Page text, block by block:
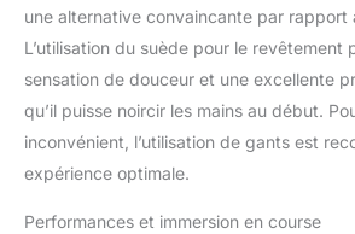
de vitesse,
Wheel Add-
contrôle.
haute
notamment
une alternative convaincante par rapport
L’utilisation du suède pour le revêtement
sensation de douceur et une excellente
qu’il puisse noircir les mains au début.
inconvénient, l’utilisation de gants est
expérience optimale.
Performances et immersion en course